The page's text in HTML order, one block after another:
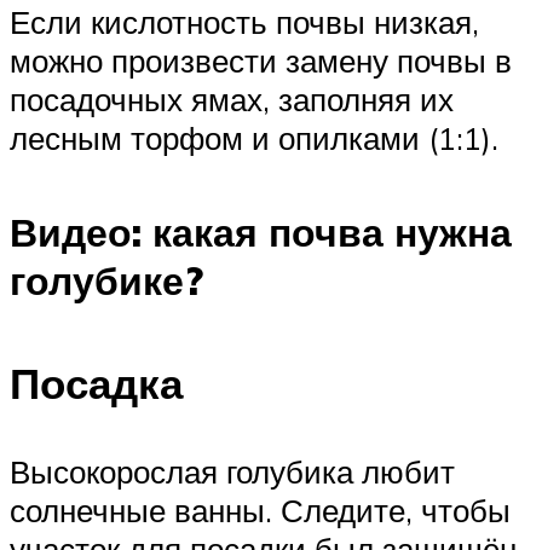
Если кислотность почвы низкая,
можно произвести замену почвы в
посадочных ямах, заполняя их
лесным торфом и опилками (1:1).
Видео: какая почва нужна
голубике?
Посадка
Высокорослая голубика любит
солнечные ванны. Следите, чтобы